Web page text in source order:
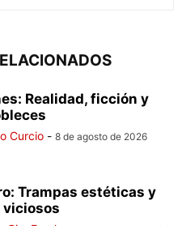
Realidad, ficción y
Curcio - 8 de agosto de 2026
Trampas estéticas y